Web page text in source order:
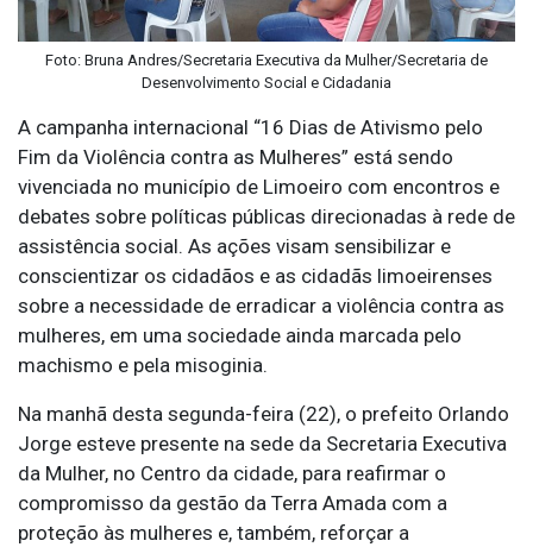
Foto: Bruna Andres/Secretaria Executiva da Mulher/Secretaria de
Desenvolvimento Social e Cidadania
A campanha internacional “16 Dias de Ativismo pelo
Fim da Violência contra as Mulheres” está sendo
vivenciada no município de Limoeiro com encontros e
debates sobre políticas públicas direcionadas à rede de
assistência social. As ações visam sensibilizar e
conscientizar os cidadãos e as cidadãs limoeirenses
sobre a necessidade de erradicar a violência contra as
mulheres, em uma sociedade ainda marcada pelo
machismo e pela misoginia.
Na manhã desta segunda-feira (22), o prefeito Orlando
Jorge esteve presente na sede da Secretaria Executiva
da Mulher, no Centro da cidade, para reafirmar o
compromisso da gestão da Terra Amada com a
proteção às mulheres e, também, reforçar a